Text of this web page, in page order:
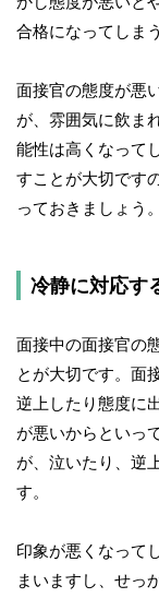
合格になってしま
面接官の態度が悪
が、雰囲気に飲ま
能性は高くなって
すことが大切です
っておきましょう。
冷静に対応す
面接中の面接官の
とが大切です。面
逆上したり態度に
が悪いからといっ
が、泣いたり、逆
す。
印象が悪くなって
まいますし、せっ